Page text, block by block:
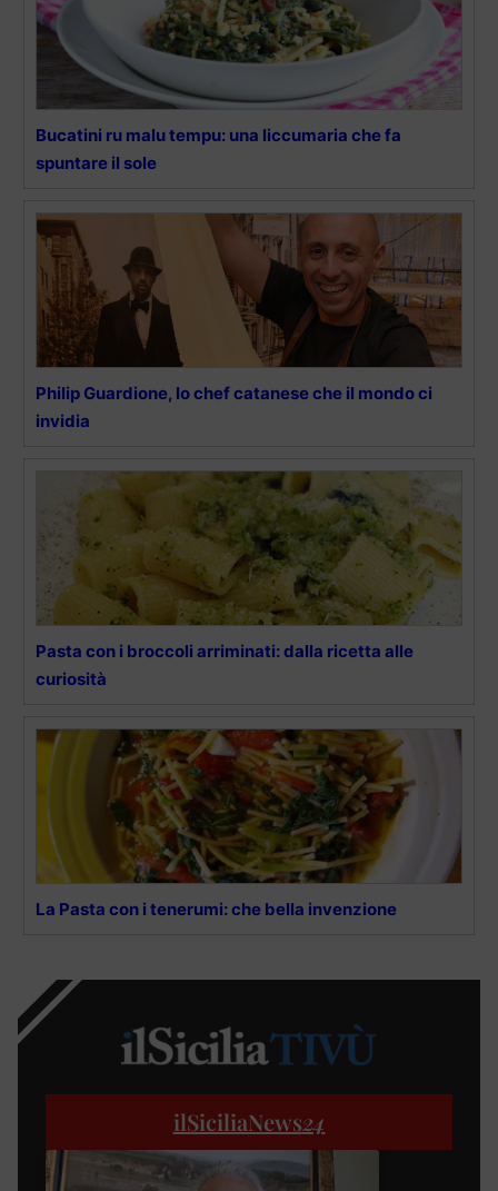
Bucatini ru malu tempu: una liccumaria che fa
spuntare il sole
Philip Guardione, lo chef catanese che il mondo ci
invidia
Pasta con i broccoli arriminati: dalla ricetta alle
curiosità
La Pasta con i tenerumi: che bella invenzione
ilSiciliaNews24